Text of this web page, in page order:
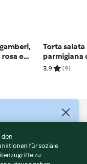
e
Torta salata
parmigiana
melanzane
3.9 (9)
den
für soziale
zu